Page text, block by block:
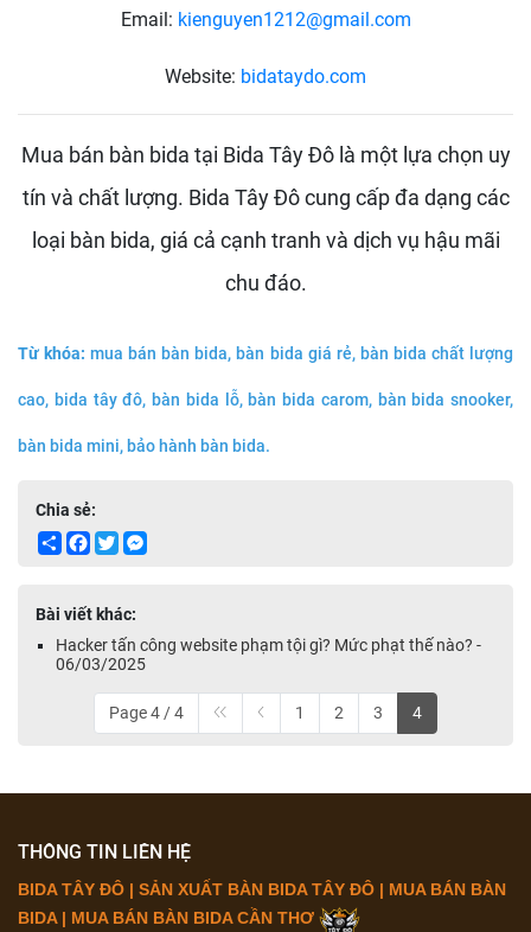
Email: kienguyen1212@gmail.com
Website: bidataydo.com
Mua bán bàn bida tại Bida Tây Đô là một lựa chọn uy
tín và chất lượng. Bida Tây Đô cung cấp đa dạng các
loại bàn bida, giá cả cạnh tranh và dịch vụ hậu mãi
chu đáo.
Từ khóa: mua bán bàn bida, bàn bida giá rẻ, bàn bida chất lượng
cao, bida tây đô, bàn bida lỗ, bàn bida carom, bàn bida snooker,
bàn bida mini, bảo hành bàn bida.
Chia sẻ:
ShareFacebook
Twitter
Bài viết khác:
Hacker tấn công website phạm tội gì? Mức phạt thế nào? -
06/03/2025
Page 4 / 4 1 2 3 4
THÔNG TIN LIÊN HỆ
BIDA TÂY ĐÔ | SẢN XUẤT BÀN BIDA TÂY ĐÔ | MUA BÁN BÀN
BIDA | MUA BÁN BÀN BIDA CẦN THƠ